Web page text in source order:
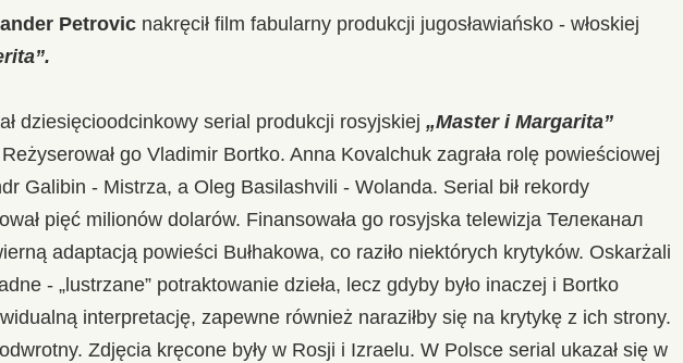
Petrovic nakręcił film fabularny produkcji jugosławiańsko - włoskiej
dziesięcioodcinkowy serial produkcji rosyjskiej „Master i Margarita”
go Vladimir Bortko. Anna Kovalchuk zagrała rolę powieściowej
Galibin - Mistrza, a Oleg Basilashvili - Wolanda. Serial bił rekordy
pięć milionów dolarów. Finansowała go rosyjska telewizja Телеканал
adaptacją powieści Bułhakowa, co raziło niektórych krytyków. Oskarżali
- „lustrzane” potraktowanie dzieła, lecz gdyby było inaczej i Bortko
interpretację, zapewne również naraziłby się na krytykę z ich strony.
Zdjęcia kręcone były w Rosji i Izraelu. W Polsce serial ukazał się w